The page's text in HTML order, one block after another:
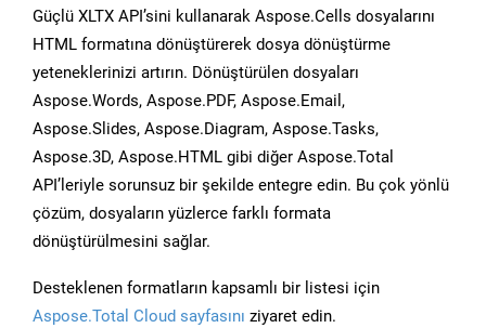
Güçlü XLTX API’sini kullanarak Aspose.Cells dosyalarını
HTML formatına dönüştürerek dosya dönüştürme
yeteneklerinizi artırın. Dönüştürülen dosyaları
Aspose.Words, Aspose.PDF, Aspose.Email,
Aspose.Slides, Aspose.Diagram, Aspose.Tasks,
Aspose.3D, Aspose.HTML gibi diğer Aspose.Total
API’leriyle sorunsuz bir şekilde entegre edin. Bu çok yönlü
çözüm, dosyaların yüzlerce farklı formata
dönüştürülmesini sağlar.
Desteklenen formatların kapsamlı bir listesi için
Aspose.Total Cloud sayfasını ziyaret edin.